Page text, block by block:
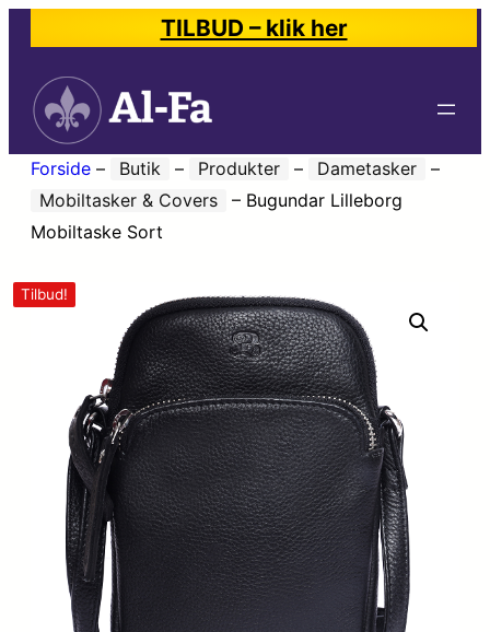
TILBUD – klik her
Forside – Butik – Produkter – Dametasker
–
Mobiltasker & Covers
– Bugundar Lilleborg
Mobiltaske Sort
Tilbud!